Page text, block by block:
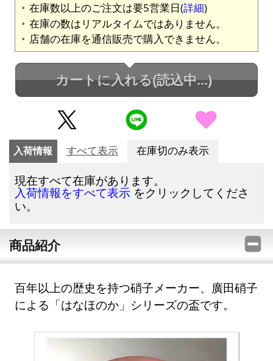
在庫数以上のご注文は要5営業日(詳細)
在庫の数はリアルタイムではありません。
店舗の在庫を通信販売で購入できません。
カートに入れる(読込中...)
入荷情報 すべて表示 在庫切のみ表示
現在すべて在庫があります。
入荷情報をすべて表示 をクリックしてくださ
い。
商品紹介
百年以上の歴史を持つ硝子メーカー、廣田硝子
による「はなほのか」シリーズの盃です。